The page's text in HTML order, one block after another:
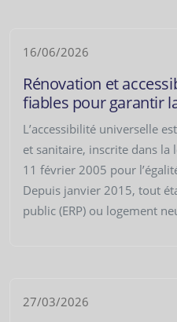
16/06/2026
Rénovation et
fiables pour garantir
L’accessibilité universelle
et sanitaire, inscrite dans la
11 février 2005 pour
Depuis janvier 2015, tout
public (ERP) ou logement
27/03/2026